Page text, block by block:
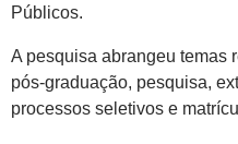
Públicos.
A pesquisa abrangeu temas
pós-graduação, pesquisa,
processos seletivos e